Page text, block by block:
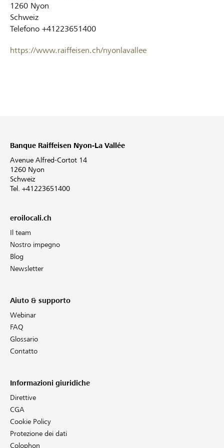
1260 Nyon
Schweiz
Telefono +41223651400
https://www.raiffeisen.ch/nyonlavallee
Banque Raiffeisen Nyon-La Vallée
Avenue Alfred-Cortot 14
1260 Nyon
Schweiz
Tel. +41223651400
eroilocali.ch
Il team
Nostro impegno
Blog
Newsletter
Aiuto & supporto
Webinar
FAQ
Glossario
Contatto
Informazioni giuridiche
Direttive
CGA
Cookie Policy
Protezione dei dati
Colophon